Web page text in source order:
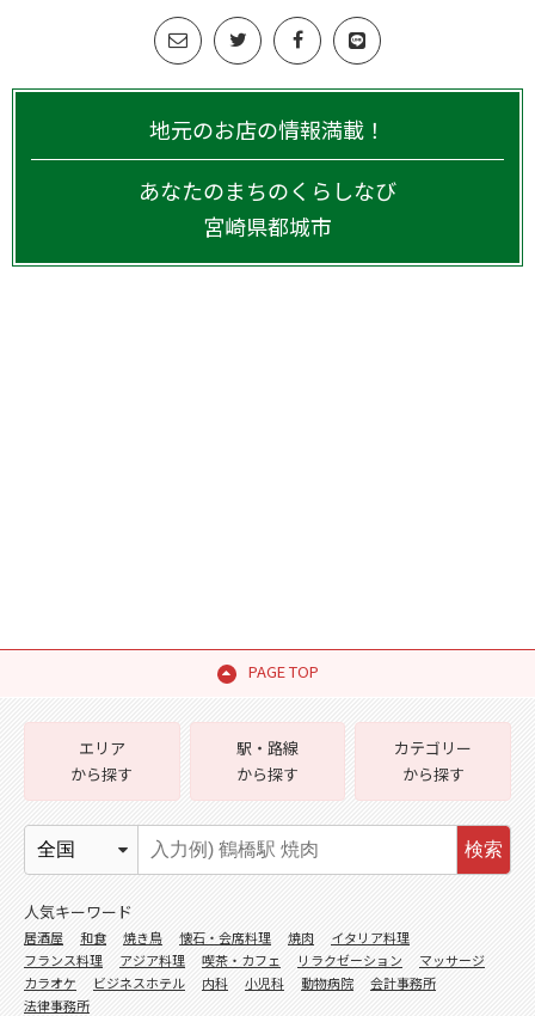
地元のお店の情報満載！
あなたのまちのくらしなび
宮崎県都城市
PAGE TOP
エリア
から探す
駅・路線
から探す
カテゴリー
から探す
検索
人気キーワード
居酒屋 和食 焼き鳥 懐石・会席料理 焼肉
イタリア料理
フランス料理
アジア料理 喫茶・カフェ リラクゼーション
マッサージ
カラオケ
ビジネスホテル 内科 小児科 動物病院
会計事務所
法律事務所